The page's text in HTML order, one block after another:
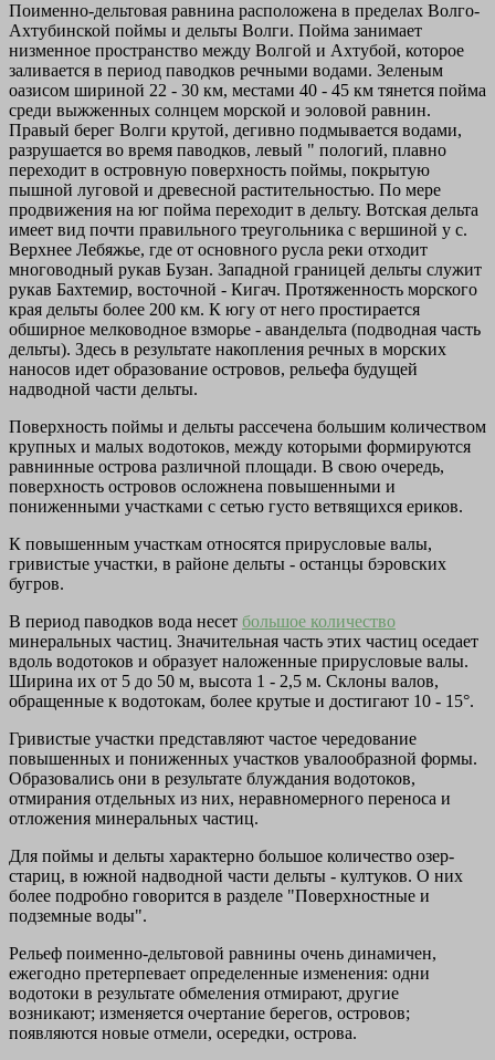
Поименно-дельтовая равнина расположена в пределах Волго-
Ахтубинской поймы и дельты Волги. Пойма занимает
низменное пространство между Волгой и Ахтубой, которое
заливается в период паводков речными водами. Зеленым
оазисом шириной 22 - 30 км, местами 40 - 45 км тянется пойма
среди выжженных солнцем морской и эоловой равнин.
Правый берег Волги крутой, дегивно подмывается водами,
разрушается во время паводков, левый " пологий, плавно
переходит в островную поверхность поймы, покрытую
пышной луговой и древесной растительностью. По мере
продвижения на юг пойма переходит в дельту. Вотская дельта
имеет вид почти правильного треугольника с вершиной у с.
Верхнее Лебяжье, где от основного русла реки отходит
многоводный рукав Бузан. Западной границей дельты служит
рукав Бахтемир, восточной - Кигач. Протяженность морского
края дельты более 200 км. К югу от него простирается
обширное мелководное взморье - авандельта (подводная часть
дельты). Здесь в результате накопления речных в морских
наносов идет образование островов, рельефа будущей
надводной части дельты.
Поверхность поймы и дельты рассечена большим количеством
крупных и малых водотоков, между которыми формируются
равнинные острова различной площади. В свою очередь,
поверхность островов осложнена повышенными и
пониженными участками с сетью густо ветвящихся ериков.
К повышенным участкам относятся прирусловые валы,
гривистые участки, в районе дельты - останцы бэровских
бугров.
В период паводков вода несет большое количество
минеральных частиц. Значительная часть этих частиц оседает
вдоль водотоков и образует наложенные прирусловые валы.
Ширина их от 5 до 50 м, высота 1 - 2,5 м. Склоны валов,
обращенные к водотокам, более крутые и достигают 10 - 15°.
Гривистые участки представляют частое чередование
повышенных и пониженных участков увалообразной формы.
Образовались они в результате блуждания водотоков,
отмирания отдельных из них, неравномерного переноса и
отложения минеральных частиц.
Для поймы и дельты характерно большое количество озер-
стариц, в южной надводной части дельты - култуков. О них
более подробно говорится в разделе "Поверхностные и
подземные воды".
Рельеф поименно-дельтовой равнины очень динамичен,
ежегодно претерпевает определенные изменения: одни
водотоки в результате обмеления отмирают, другие
возникают; изменяется очертание берегов, островов;
появляются новые отмели, осередки, острова.